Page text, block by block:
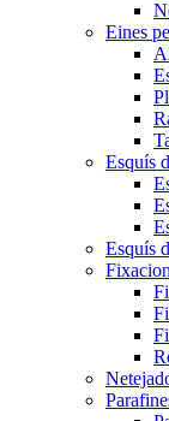
Eines
Esquís
Esquís